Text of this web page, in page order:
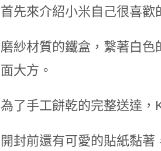
首先來介紹小米自己很喜歡
磨紗材質的鐵盒，繫著白
面大方。
為了手工餅乾的完整送達，
開封前還有可愛的貼紙黏